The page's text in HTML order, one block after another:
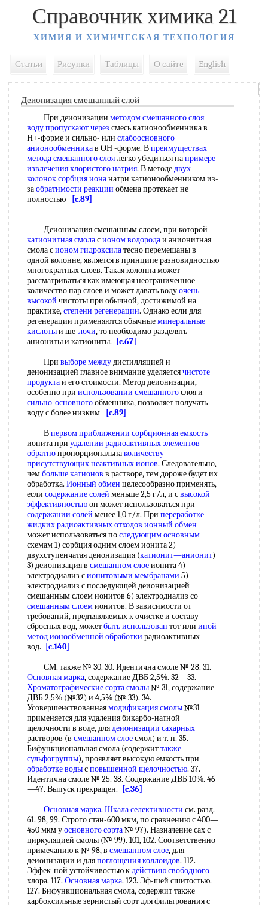
Справочник химика 21
ХИМИЯ И ХИМИЧЕСКАЯ ТЕХНОЛОГИЯ
Статьи Рисунки Таблицы О сайте English
Деионизация смешанный слой
При деионизации методом смешанногослоя
водупропускают через смесь катионообменника в
Н+-форме и сильно- или слабоосновного
анионообменникав ОН -форме. Впреимуществах
методасмешанного слоялегко убедиться напримере
извлеченияхлористого натрия. В методедвух
колонок сорбция ионанатри катионообменником из-
заобратимости реакции обмена протекает не
полностью
[c.89]
Деионизация смешанным слоем, при которой
катионитная смоласионом водородаи анионитная
смола сионом гидроксилатесно перемешаны в
одной колонне, является в принципе разновидностью
многократных слоев. Такая колонна может
рассматриваться как имеющая неограниченное
количество пар слоев и может давать водуочень
высокой чистоты при обычной, достижимой на
практике,степени регенерации. Однако если для
регенерации применяются обычныеминеральные
кислотыи ше-лочи, то необходимо разделять
аниониты и катиониты.
[c.67]
При выборе междудистилляцией и
деионизацией главное внимание уделяетсячистоте
продуктаи его стоимости. Метод деионизации,
особенно при использовании смешанногослоя и
сильно-основногообменника, позволяет получать
воду с более низким
[c.89]
Впервом приближении сорбционная емкость
ионита при удалении радиоактивныхэлементов
обратнопропорциональнаколичеству
присутствующихнеактивных ионов. Следовательно,
чембольше катионов в растворе, тем дороже будет их
обработка. Ионный обмен целесообразно применять,
если содержание солей меньше 2,5 г/л, и свысокой
эффективностьюон может использоваться при
содержании солей менее 1,0 г/л. При переработке
жидкихрадиоактивных отходов ионный обмен
может использоваться последующим основным
схемам 1) сорбция одним слоем ионита 2)
двухступенчатая деионизация (катионит—анионит)
3) деионизация в смешанном слоеионита 4)
электродиализ сионитовыми мембранами 5)
электродиализ с последующей деионизацией
смешанным слоем ионитов 6) электродиализ со
смешанным слоемионитов. В зависимости от
требований, предъявляемых к очистке и составу
сбросных вод, можетбыть использован тот или иной
методионообменной обработки радиоактивных
вод.
[c.140]
СМ. также № 30. 30. Идентична смоле № 28. 31.
Основная марка, содержание ДВБ 2,5%. 32—33.
Хроматографические сорта смолы№ 31, содержание
ДВБ 2,5% (№32) и 4,5% (№ 33). 34.
Усовершенствованнаямодификация смолы№31
применяется для удаления бикарбо-натной
щелочности в воде, длядеионизации сахарных
растворов (в смешанном слоесмол) и т. п. 35.
Бифункциональная смола (содержиттакже
сульфогруппы), проявляет высокую емкость при
обработке водысповышенной щелочностью. 37.
Идентична смоле № 25. 38. Содержание ДВБ 10%. 46
—47. Выпуск прекращен.
[c.36]
Основная марка. Шкала селективности см. разд.
61. 98, 99. Строго стан-600 мкм, по сравнению с 400—
450 мкм уосновного сорта№ 97). Назначение сах с
циркуляцией смолы (№ 99). 101, 102. Соответственно
примечанию к № 98, в смешанном слое, для
деионизации и дляпоглощения коллоидов. 112.
Эффек-ной устойчивостью кдействию свободного
хлора. 117. Основная марка. 123. Эф-шей сшитостью.
127. Бифункциональная смола, содержит также
карбоксильные зернистый сорт для фильтрования с